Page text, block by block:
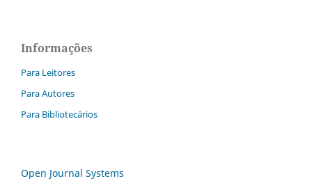
Informações
Para Leitores
Para Autores
Para Bibliotecários
Open Journal Systems